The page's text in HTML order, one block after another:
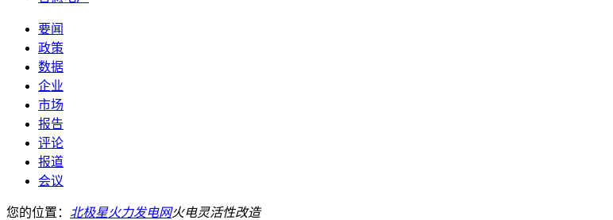
要闻
政策
数据
企业
市场
报告
评论
报道
会议
您的位置： 北极星火力发电网火电灵活性改造